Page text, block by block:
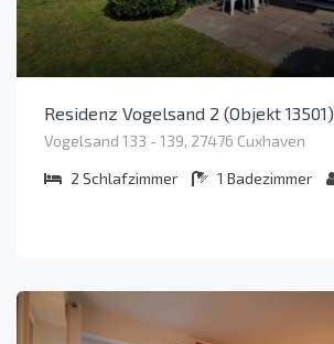
Residenz Vogelsand 2 (Objekt 13501)
Vogelsand 133 - 139, 27476 Cuxhaven
2 Schlafzimmer 1 Badezimmer